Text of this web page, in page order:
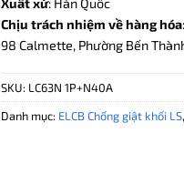
Xuất xứ: Hàn Quốc
Chịu trách nhiệm về hàng hóa
98 Calmette, Phường Bến
SKU: LC63N 1P+N40A
Danh mục: ELCB Chống giật khối LS,